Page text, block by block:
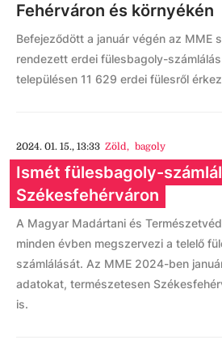
Fehérváron és környékén
Befejeződött a január végén az MME
rendezett erdei fülesbagoly-
településen 11 629 erdei fülesről
2024. 01. 15., 13:33 Zöld, bagoly
Ismét fülesbagoly-
Székesfehérváron
A Magyar Madártani és
minden évben megszervezi a telelő
számlálását. Az MME 2024-ben
adatokat, természetesen
is.